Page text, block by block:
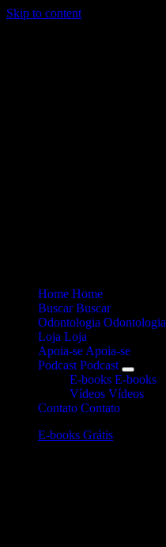
Skip to content
Home Home
Buscar Buscar
Odontologia Odontologia
Loja Loja
Apoia-se Apoia-se
Podcast Podcast
E-books E-books
Vídeos Vídeos
Contato Contato
E-books Grátis